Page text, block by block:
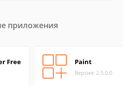
приложения
Free Paint
Версия: 2.5.0.0